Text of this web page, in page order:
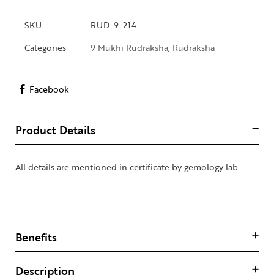
SKU
RUD-9-214
Categories
9 Mukhi Rudraksha, Rudraksha
Facebook
Product Details
All details are mentioned in certificate by gemology lab
Benefits
Description